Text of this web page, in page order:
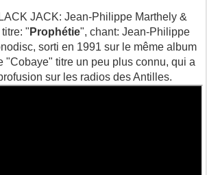
JACK: Jean-Philippe Marthely &
" Prophétie", chant: Jean-Philippe
sorti en 1991 sur le même album
"Cobaye" titre un peu plus connu, qui a
sur les radios des Antilles.